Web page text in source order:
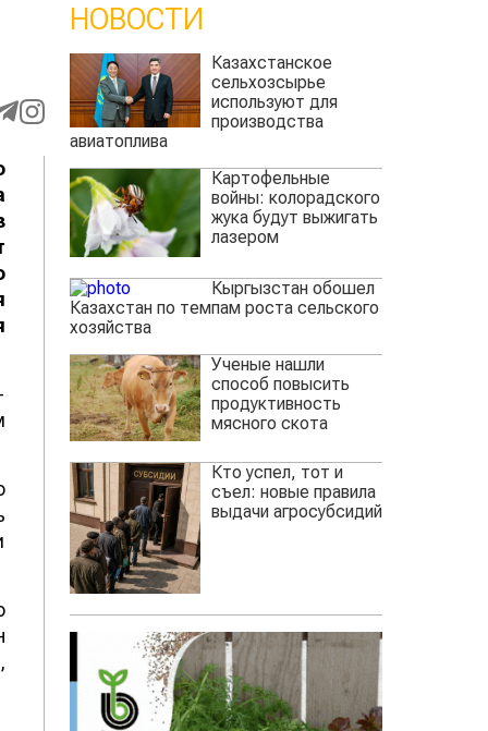
НОВОСТИ
Казахстанское
сельхозсырье
используют для
производства
авиатоплива
Картофельные
войны: колорадского
жука будут выжигать
лазером
Кыргызстан обошел
Казахстан по темпам роста сельского
хозяйства
Ученые нашли
способ повысить
продуктивность
мясного скота
Кто успел, тот и
съел: новые правила
выдачи агросубсидий